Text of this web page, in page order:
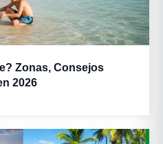
Zonas, Consejos
2026